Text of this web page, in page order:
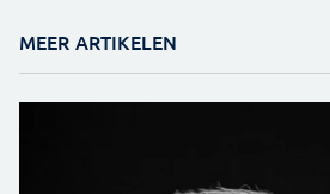
MEER ARTIKELEN